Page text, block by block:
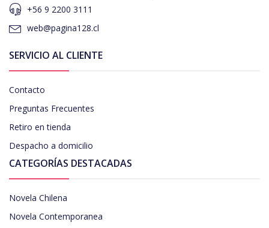
+56 9 2200 3111
web@pagina128.cl
SERVICIO AL CLIENTE
Contacto
Preguntas Frecuentes
Retiro en tienda
Despacho a domicilio
CATEGORÍAS DESTACADAS
Novela Chilena
Novela Contemporanea